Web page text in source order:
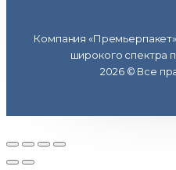
Компания
широкого спектра
2026 © Все